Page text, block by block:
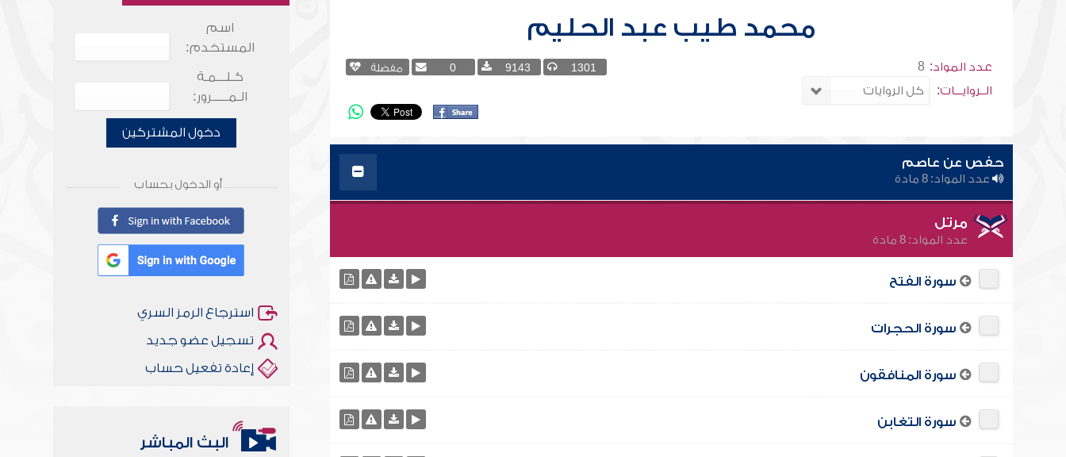
محمد طيب عبد الحليم
عدد المواد: 8
الــروايـــات:
1301
9143
0 مفضلة
حفص عن عاصم
عدد المواد: 8 مادة
مرتل
عدد المواد: 8 مادة
سورة الفتح
سورة الحجرات
سورة المنافقون
سورة التغابن
اسم
المستخدم:
كـلـــمـة
الـمـــــرور:
دخول المشتركين
أو الدخول بحساب
استرجاع الرمز السري
تسجيل عضو جديد
إعادة تفعيل حساب
البث المباشر